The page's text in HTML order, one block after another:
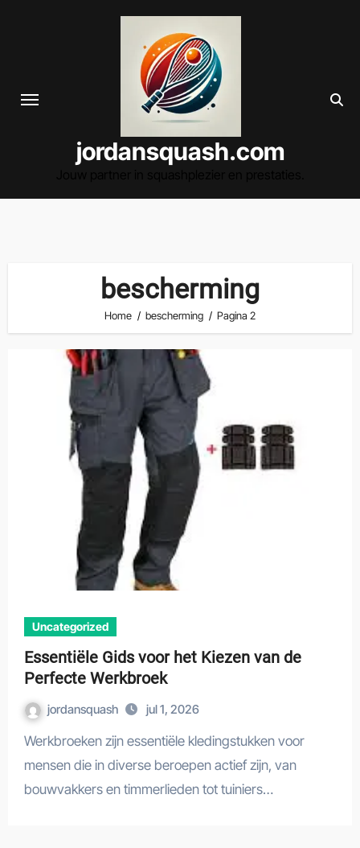
jordansquash.com
bescherming
Home bescherming Pagina 2
Uncategorized
Essentiële Gids voor het Kiezen van de
Perfecte Werkbroek
jordansquash jul 1, 2026
Werkbroeken zijn essentiële kledingstukken voor
mensen die in diverse beroepen actief zijn, van
bouwvakkers en timmerlieden tot tuiniers…